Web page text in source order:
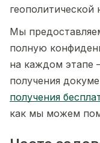
геополитической
Мы
полную
на каждом этапе
получения
получения
как мы можем